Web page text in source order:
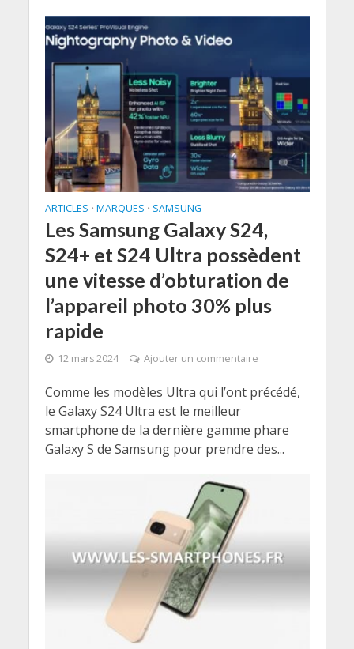
ARTICLES • MARQUES • SAMSUNG
Les Samsung Galaxy S24,
S24+ et S24 Ultra possèdent
une vitesse d’obturation de
l’appareil photo 30% plus
rapide
12 mars 2024 Ajouter un commentaire
Comme les modèles Ultra qui l’ont précédé,
le Galaxy S24 Ultra est le meilleur
smartphone de la dernière gamme phare
Galaxy S de Samsung pour prendre des...